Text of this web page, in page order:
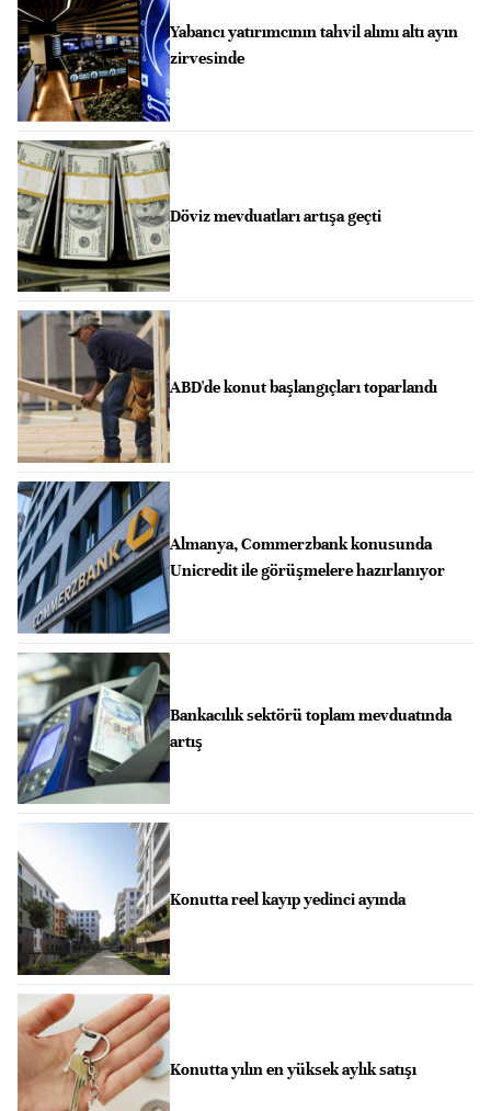
Yabancı yatırımcının tahvil alımı altı ayın
zirvesinde
Döviz mevduatları artışa geçti
ABD'de konut başlangıçları toparlandı
Almanya, Commerzbank konusunda
Unicredit ile görüşmelere hazırlanıyor
Bankacılık sektörü toplam mevduatında
artış
Konutta reel kayıp yedinci ayında
Konutta yılın en yüksek aylık satışı